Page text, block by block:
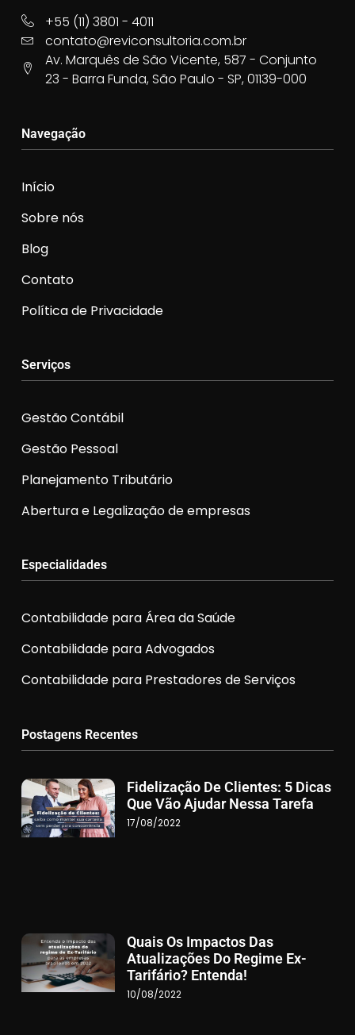
+55 (11) 3801 - 4011
contato@reviconsultoria.com.br
Av. Marquês de São Vicente, 587 - Conjunto
23 - Barra Funda, São Paulo - SP, 01139-000
Navegação
Início
Sobre nós
Blog
Contato
Política de Privacidade
Serviços
Gestão Contábil
Gestão Pessoal
Planejamento Tributário
Abertura e Legalização de empresas
Especialidades
Contabilidade para Área da Saúde
Contabilidade para Advogados
Contabilidade para Prestadores de Serviços
Postagens Recentes
Fidelização De Clientes: 5 Dicas
Que Vão Ajudar Nessa Tarefa
17/08/2022
Quais Os Impactos Das
Atualizações Do Regime Ex-
Tarifário? Entenda!
10/08/2022